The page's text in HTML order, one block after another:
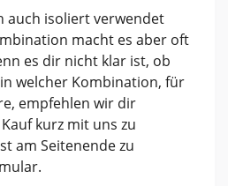
auch isoliert verwendet
macht es aber oft
es dir nicht klar ist, ob
welcher Kombination, für
empfehlen wir dir
kurz mit uns zu
am Seitenende zu